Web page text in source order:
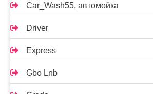
Car_Wash55, автомойка
Driver
Express
Gbo Lnb